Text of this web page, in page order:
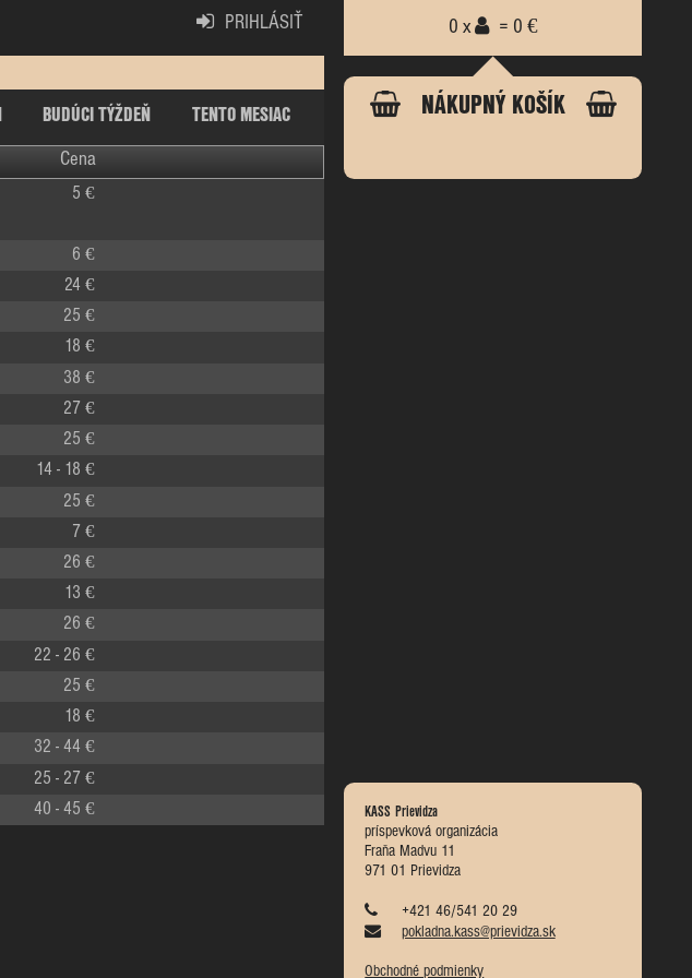
PRIHLÁSIŤ
BUDÚCI TÝŽDEŇ
TENTO MESIAC
Cena
0 x = 0 €
NÁKUPNÝ KOŠÍK
KASS Prievidza
príspevková organizácia
Fraňa Madvu 11
971 01 Prievidza
+421 46/541 20 29
pokladna.kass@prievidza.sk
Obchodné podmienky
5 €
6 €
24 €
25 €
18 €
38 €
27 €
25 €
14 - 18 €
25 €
7 €
26 €
13 €
26 €
22 - 26 €
25 €
18 €
32 - 44 €
25 - 27 €
40 - 45 €